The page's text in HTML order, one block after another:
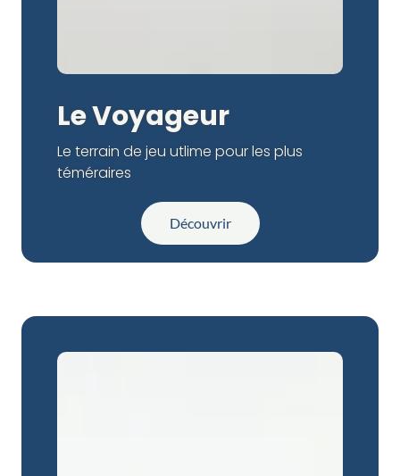
Le Voyageur
Le terrain de jeu utlime pour les plus
téméraires
Découvrir